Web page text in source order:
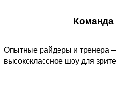
Команда
Опытные райдеры и тренера
высококлассное шоу для